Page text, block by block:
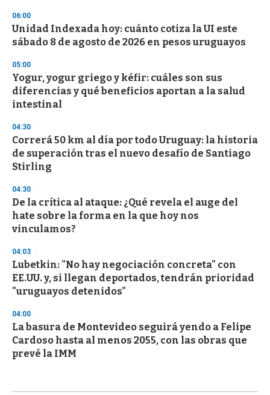
06:00
Unidad Indexada hoy: cuánto cotiza la UI este
sábado 8 de agosto de 2026 en pesos uruguayos
05:00
Yogur, yogur griego y kéfir: cuáles son sus
diferencias y qué beneficios aportan a la salud
intestinal
04:30
Correrá 50 km al día por todo Uruguay: la historia
de superación tras el nuevo desafío de Santiago
Stirling
04:30
De la crítica al ataque: ¿Qué revela el auge del
hate sobre la forma en la que hoy nos
vinculamos?
04:03
Lubetkin: "No hay negociación concreta" con
EE.UU. y, si llegan deportados, tendrán prioridad
"uruguayos detenidos"
04:00
La basura de Montevideo seguirá yendo a Felipe
Cardoso hasta al menos 2055, con las obras que
prevé la IMM